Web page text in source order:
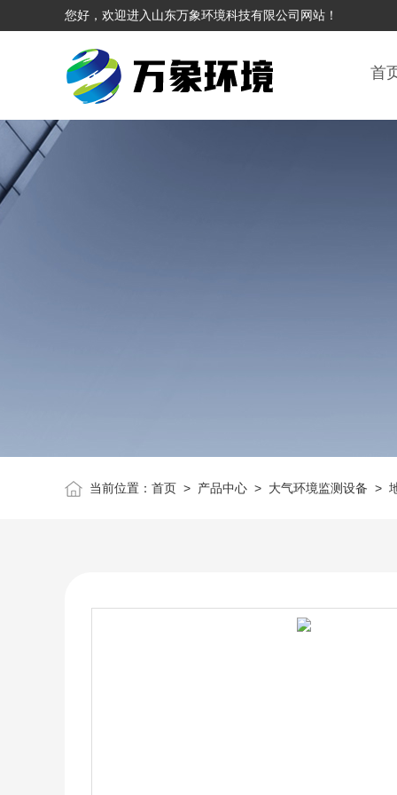
您好，欢迎进入山东万象环境科技有限公司网站！
首
当前位置： 首页> 产品中心> 大气环境监测设备 >